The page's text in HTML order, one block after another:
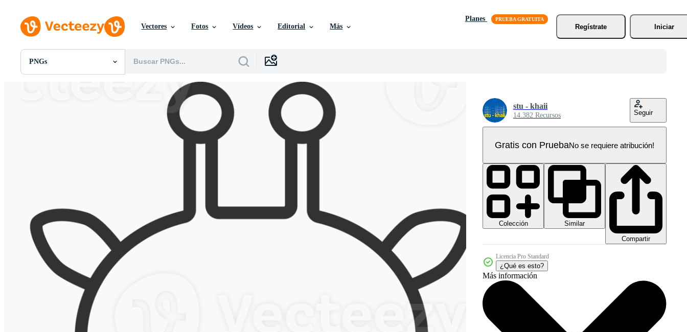
Vectores Fotos Vídeos Editorial Más
Planes
Regístrate
Iniciar
PNGs
Todas Imágenes
stu - khaii
14.382 Recursos Seguir
Gratis con PruebaNo se requiere atribución!
Colección
Similar
Compartir
Licencia Pro Standard
¿Qué es esto?
Más información